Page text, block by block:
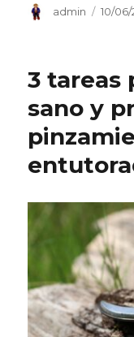
Autor
admin 10/06/
3 tareas
sano y